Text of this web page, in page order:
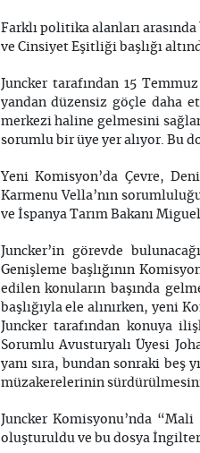
Farklı politika alanları
ve Cinsiyet Eşitliği başlığı
Juncker tarafından 15
yandan düzensiz göçle daha
merkezi haline gelmesini
sorumlu bir üye yer alıyor. Bu
Yeni Komisyon’da Çevre,
Karmenu Vella’nın
ve İspanya Tarım Bakanı
Juncker’in görevde
Genişleme başlığının
edilen konuların başında
başlığıyla ele alınırken, yeni
Juncker tarafından konuya
Sorumlu Avusturyalı Üyesi
yanı sıra, bundan sonraki beş
müzakerelerinin
Juncker Komisyonu’nda
oluşturuldu ve bu dosya